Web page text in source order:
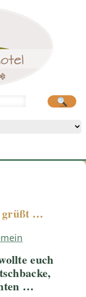
grüßt …
euch
…